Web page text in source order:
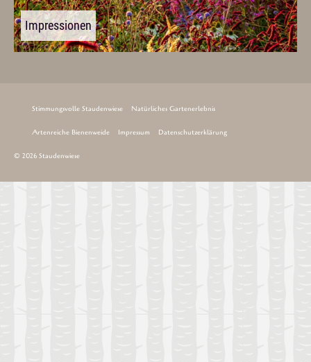
Impressionen
Stimmungsvolle Staudenwiese Natürliches Gartenerlebnis
Artenreiche Bienenweide Impressum Datenschutzerklärung
© 2026 Staudenwiese